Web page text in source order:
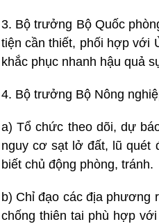
3. Bộ trưởng Bộ Quốc
tiện cần thiết, phối hợp với
khắc phục nhanh hậu quả
4. Bộ trưởng Bộ Nông
a) Tổ chức theo dõi, dự
nguy cơ sạt lở đất, lũ quét
biết chủ động phòng, tránh.
b) Chỉ đạo các địa phương
chống thiên tai phù hợp